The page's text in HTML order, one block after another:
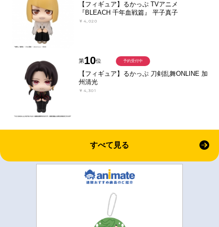
【フィギュア】るかっぷ TVアニメ
『BLEACH 千年血戦篇』 平子真子
￥4,020
第10位
【フィギュア】るかっぷ 刀剣乱舞ONLINE 加
州清光
￥4,301
予約受付中
すべて見る